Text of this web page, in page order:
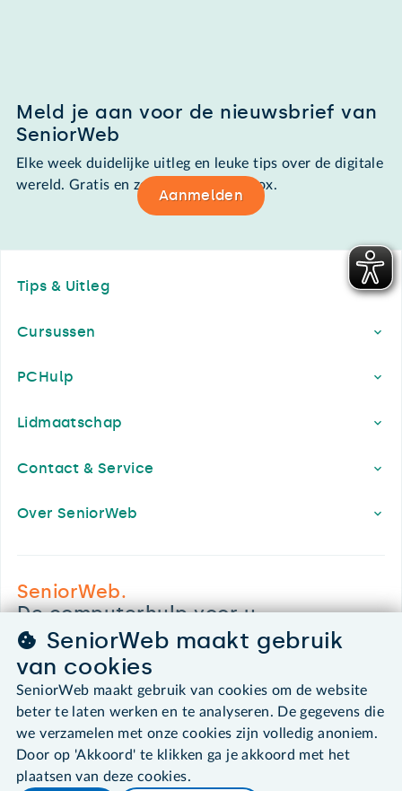
Meld je aan voor de nieuwsbrief van
SeniorWeb
Elke week duidelijke uitleg en leuke tips over de digitale
wereld. Gratis en zomaar in de mailbox.
Aanmelden
Tips & Uitleg
Cursussen
PCHulp
Lidmaatschap
Contact & Service
Over SeniorWeb
SeniorWeb.
De computerhulp voor u.
030 - 276 99 65
leden@seniorweb.nl
©2026 SeniorWeb
SeniorWeb maakt gebruik
van cookies
SeniorWeb maakt gebruik van cookies om de website
beter te laten werken en te analyseren. De gegevens die
we verzamelen met onze cookies zijn volledig anoniem.
Door op 'Akkoord' te klikken ga je akkoord met het
plaatsen van deze cookies.